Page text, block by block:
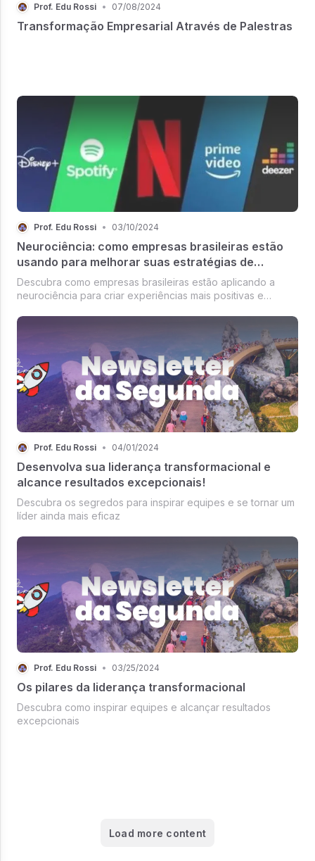
Prof. Edu Rossi • 07/08/2024
Transformação Empresarial Através de Palestras
Prof. Edu Rossi • 03/10/2024
Neurociência: como empresas brasileiras estão
usando para melhorar suas estratégias de
negócios
Descubra como empresas brasileiras estão aplicando a
neurociência para criar experiências mais positivas e
funcionários.
Prof. Edu Rossi • 04/01/2024
Desenvolva sua liderança transformacional e
alcance resultados excepcionais!
Descubra os segredos para inspirar equipes e se tornar um
líder ainda mais eficaz
Prof. Edu Rossi • 03/25/2024
Os pilares da liderança transformacional
Descubra como inspirar equipes e alcançar resultados
excepcionais
Load more content